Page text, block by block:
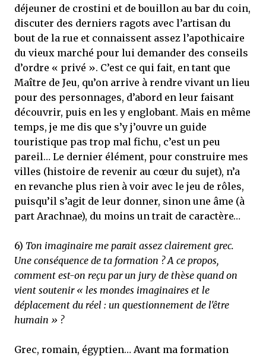
déjeuner de crostini et de bouillon au bar du coin,
discuter des derniers ragots avec l’artisan du
bout de la rue et connaissent assez l’apothicaire
du vieux marché pour lui demander des conseils
d’ordre « privé ». C’est ce qui fait, en tant que
Maître de Jeu, qu’on arrive à rendre vivant un lieu
pour des personnages, d’abord en leur faisant
découvrir, puis en les y englobant. Mais en même
temps, je me dis que s’y j’ouvre un guide
touristique pas trop mal fichu, c’est un peu
pareil… Le dernier élément, pour construire mes
villes (histoire de revenir au cœur du sujet), n’a
en revanche plus rien à voir avec le jeu de rôles,
puisqu’il s’agit de leur donner, sinon une âme (à
part Arachnae), du moins un trait de caractère…
6) Ton imaginaire me parait assez clairement grec.
Une conséquence de ta formation ? A ce propos,
comment est-on reçu par un jury de thèse quand on
vient soutenir « les mondes imaginaires et le
déplacement du réel : un questionnement de l'être
humain » ?
Grec, romain, égyptien… Avant ma formation